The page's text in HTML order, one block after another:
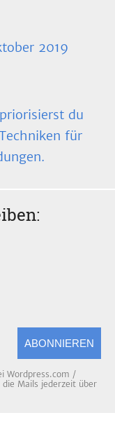
2019
du
für
ABONNIEREN
Wordpress.com /
Mails jederzeit über